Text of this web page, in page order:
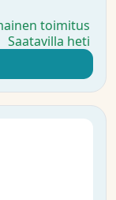
toimitus
Saatavilla heti